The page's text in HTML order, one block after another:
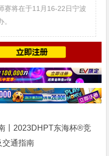
赛将在于11月16-22日宁波
丨2023DHPT东海杯®竞
交通指南